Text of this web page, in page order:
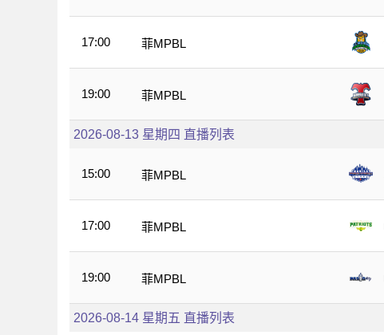
17:00 菲MPBL
19:00 菲MPBL
2026-08-13 星期四 直播列表
15:00 菲MPBL
17:00 菲MPBL
19:00 菲MPBL
2026-08-14 星期五 直播列表